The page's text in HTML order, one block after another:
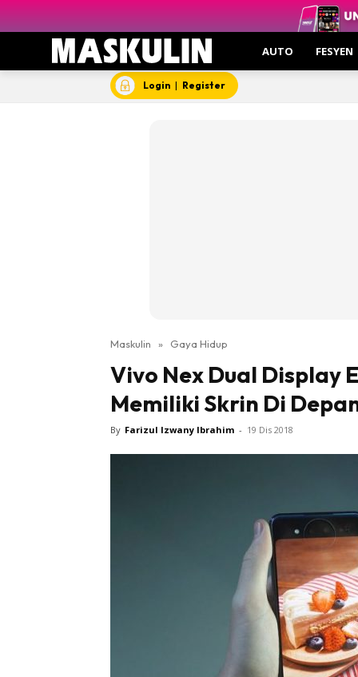
AUTO FESYEN
Login | Register
Maskulin » Gaya Hidup
Vivo Nex Dual Display
Memiliki Skrin Di
By Farizul Izwany Ibrahim - 19 Dis 2018